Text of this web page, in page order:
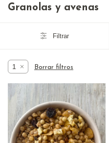
Granolas y avenas
Filtrar
1 Borrar filtros